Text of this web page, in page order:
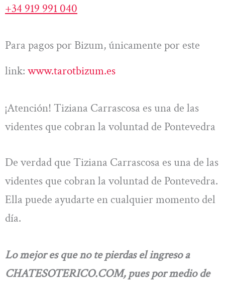
+34 919 991 040
Para pagos por Bizum, únicamente por este
link: www.tarotbizum.es
¡Atención! Tiziana Carrascosa es una de las
videntes que cobran la voluntad de Pontevedra
De verdad que Tiziana Carrascosa es una de las
videntes que cobran la voluntad de Pontevedra.
Ella puede ayudarte en cualquier momento del
día.
Lo mejor es que no te pierdas el ingreso a
CHATESOTERICO.COM, pues por medio de